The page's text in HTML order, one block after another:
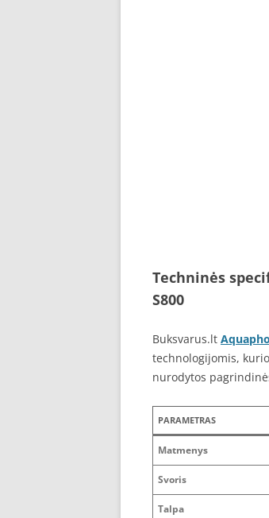
Techninės
S800
Buksvarus.lt
technologijomis,
nurodytos
PARAMETRAS
Matmenys
Svoris
Talpa